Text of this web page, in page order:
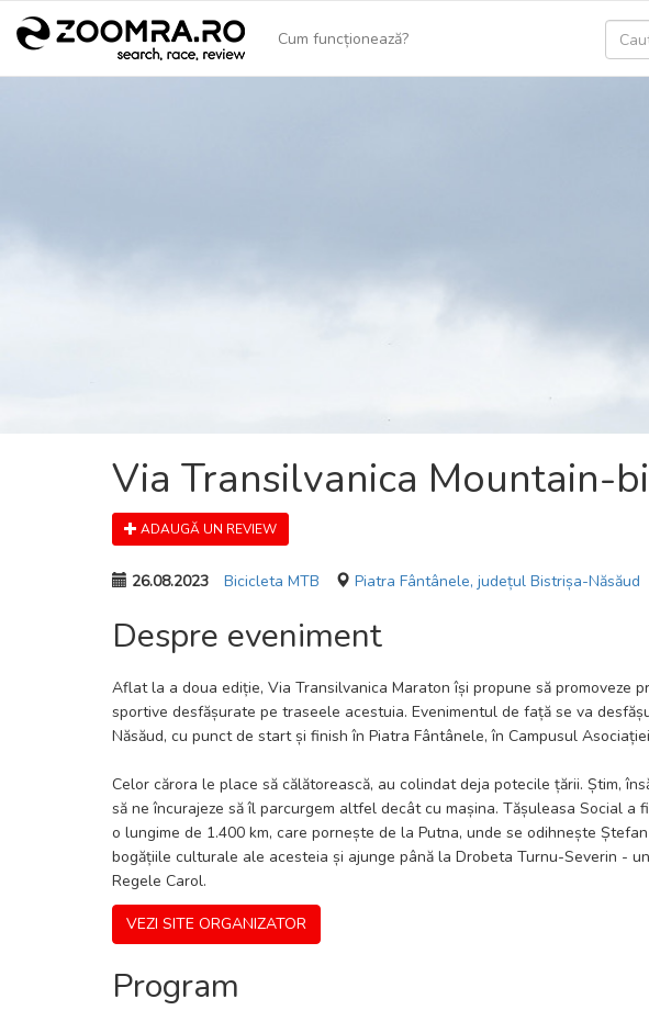
Cum funcționează?
Via Transilvanica Mountain-
ADAUGĂ UN REVIEW
26.08.2023 Bicicleta MTB Piatra Fântânele, județul Bistrișa-Năsăud
Despre eveniment
Aflat la a doua ediție, Via Transilvanica Maraton își propune să promoveze
sportive desfășurate pe traseele acestuia. Evenimentul de față se va
Năsăud, cu punct de start și finish în Piatra Fântânele, în Campusul
Celor cărora le place să călătorească, au colindat deja potecile țării. Știm,
să ne încurajeze să îl parcurgem altfel decât cu mașina. Tășuleasa Social a
o lungime de 1.400 km, care pornește de la Putna, unde se odihnește
bogățiile culturale ale acesteia și ajunge până la Drobeta Turnu-Severin -
Regele Carol.
VEZI SITE ORGANIZATOR
Program